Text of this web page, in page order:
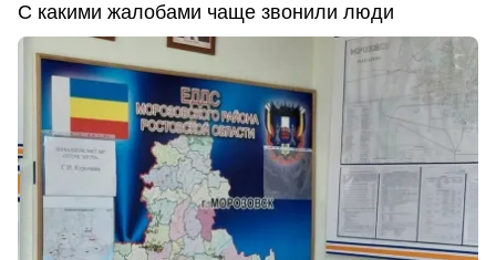
С какими жалобами чаще звонили люди